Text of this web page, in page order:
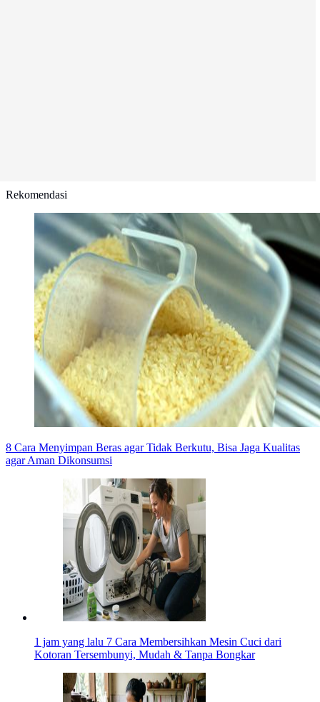
Rekomendasi
8 Cara Menyimpan Beras agar Tidak Berkutu, Bisa Jaga Kualitas
agar Aman Dikonsumsi
1 jam yang lalu 7 Cara Membersihkan Mesin Cuci dari
Kotoran Tersembunyi, Mudah & Tanpa Bongkar